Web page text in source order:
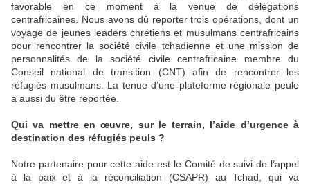
favorable en ce moment à la venue de délégations
centrafricaines. Nous avons dû reporter trois opérations, dont un
voyage de jeunes leaders chrétiens et musulmans centrafricains
pour rencontrer la société civile tchadienne et une mission de
personnalités de la société civile centrafricaine membre du
Conseil national de transition (CNT) afin de rencontrer les
réfugiés musulmans. La tenue d’une plateforme régionale peule
a aussi du être reportée.
Qui va mettre en œuvre, sur le terrain, l’aide d’urgence à
destination des réfugiés peuls ?
Notre partenaire pour cette aide est le Comité de suivi de l’appel
à la paix et à la réconciliation (CSAPR) au Tchad, qui va